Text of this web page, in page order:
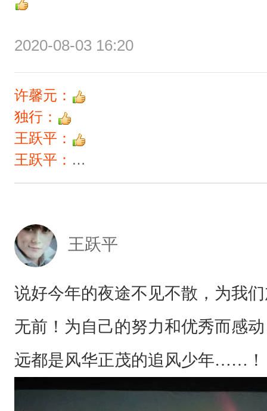
2020-08-03 16:20
许馨元：
独行：
王跃平：
王跃平：
说好今年的夜途不见不散，为
王跃平
说好今年的夜途不见不散，为我
无前！为自己的努力和优秀而感
远都是风华正茂的追风少年……！